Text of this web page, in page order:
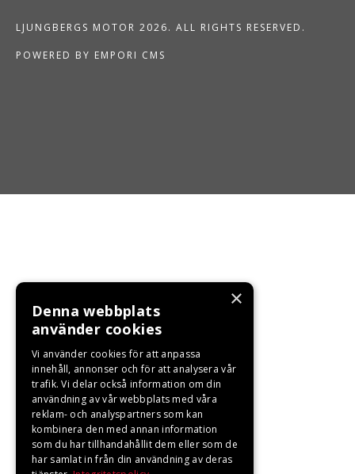
LJUNGBERGS MOTOR 2026. ALL RIGHTS RESERVED.
POWERED BY EMPORI CMS
×
Denna webbplats
använder cookies
Vi använder cookies för att anpassa
innehåll, annonser och för att analysera vår
trafik. Vi delar också information om din
användning av vår webbplats med våra
reklam- och analyspartners som kan
kombinera den med annan information
som du har tillhandahållit dem eller som de
har samlat in från din användning av deras